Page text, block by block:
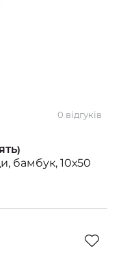
0 відгуків
бамбук, 10х50